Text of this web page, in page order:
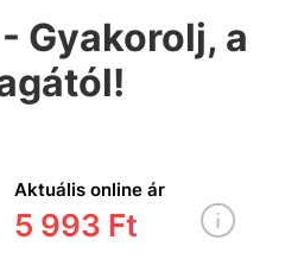
Gyakorolj, a
Aktuális online ár
5 993 Ft